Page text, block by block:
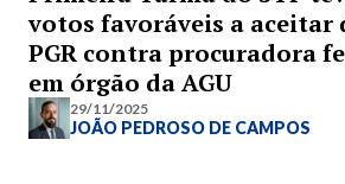
votos favoráveis a aceitar
PGR contra procuradora
em órgão da AGU
29/11/2025
JOÃO PEDROSO DE CAMPOS